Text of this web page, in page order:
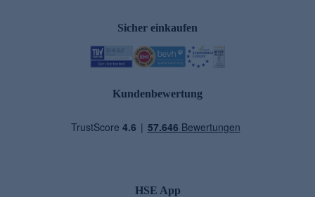
Sicher einkaufen
Kundenbewertung
HSE App